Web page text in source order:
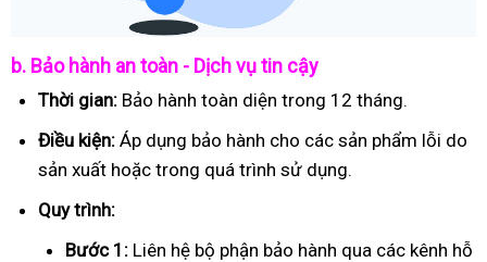
b. Bảo hành an toàn - Dịch vụ tin cậy
Thời gian: Bảo hành toàn diện trong 12 tháng.
Điều kiện: Áp dụng bảo hành cho các sản phẩm lỗi do
sản xuất hoặc trong quá trình sử dụng.
Quy trình:
Bước 1: Liên hệ bộ phận bảo hành qua các kênh hỗ